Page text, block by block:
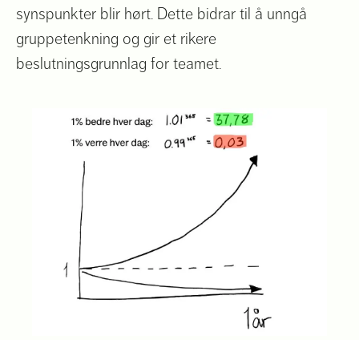
synspunkter blir hørt. Dette bidrar til å unngå
gruppetenkning og gir et rikere
beslutningsgrunnlag for teamet.